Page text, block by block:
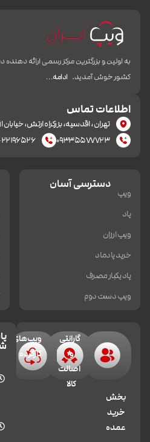
به اولین و بزرگترین مرکز رسمی ارائه
کشور خوش آمدید. ادامه…
اطلاعات تماس
تهران، اقدسیه، بزرکراه ارتش، خیابان
۰۹۳۳۵۵۷۷۷۲۳
۰۲۱-
دسترسی آسان
ویپ
پاد
ویپ ارزان
خرید پادماد
پاد یکبار مصرف
ویپ دست دوم
بخش
خرید
عمده
گارانتی
و
اصالت
کالا
ویپ‌های
کارکرده